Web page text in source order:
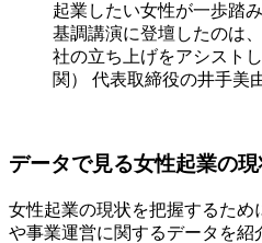
起業したい女性が一歩踏
基調講演に登壇したのは
社の立ち上げをアシスト
関） 代表取締役の​​井手美
データで見る女性起業の
女性起業の現状を把握するた
や事業運営に関するデータを紹